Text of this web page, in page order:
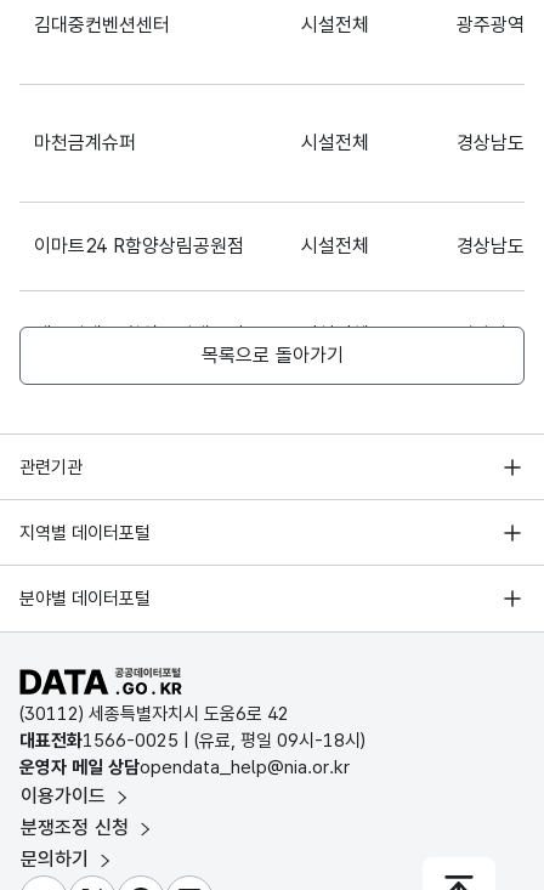
김대중컨벤션센터 시설전체 광주광역시
마천금계슈퍼 시설전체 경상남도
이마트24 R함양상림공원점 시설전체 경상남도
세븐일레븐 함양용평대로점 시설전체 경상남도
함양농협 하나로마트 시설전체 경상남도
함양스포츠
럭키세븐
목록으로 돌아가기
관련기관
행정안전부
한국지능정보사회진흥원
국가정보자원관리원
지역별 데이터포털
서울 열린데이터광장
경기데이터드림
D-데이터허브
인천데이터포털
울산광역시 데이터포털
전남광주통합특별시 빅데이터 플랫폼
대전광역시 데이터포털
분야별 데이터포털
기상자료개방포털
국토교통부 공간정보오픈플랫폼
환경부 환경데이터포털
문화데이터광장
농림축산식품 공공데이터포털
보건의료빅데이터개방시스템
식품의약품안전처 데이터포털
공공데이터포털 바로가기
(30112) 세종특별자치시 도움6로 42
대표전화1566-0025 | (유료, 평일 09시-18시)
운영자 메일 상담opendata_help@nia.or.kr
이용가이드
분쟁조정 신청
문의하기